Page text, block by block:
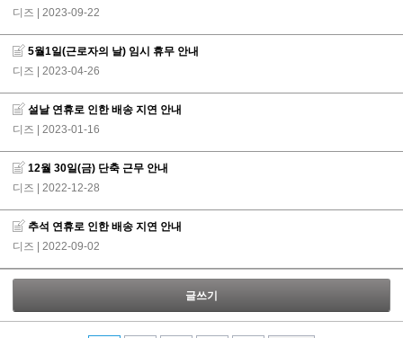
디즈 | 2023-09-22
5월1일(근로자의 날) 임시 휴무 안내
디즈 | 2023-04-26
설날 연휴로 인한 배송 지연 안내
디즈 | 2023-01-16
12월 30일(금) 단축 근무 안내
디즈 | 2022-12-28
추석 연휴로 인한 배송 지연 안내
디즈 | 2022-09-02
글쓰기